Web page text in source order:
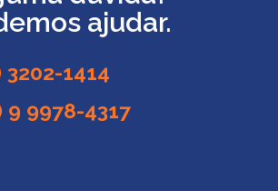
ajudar.
3202-1414
9 9978-4317